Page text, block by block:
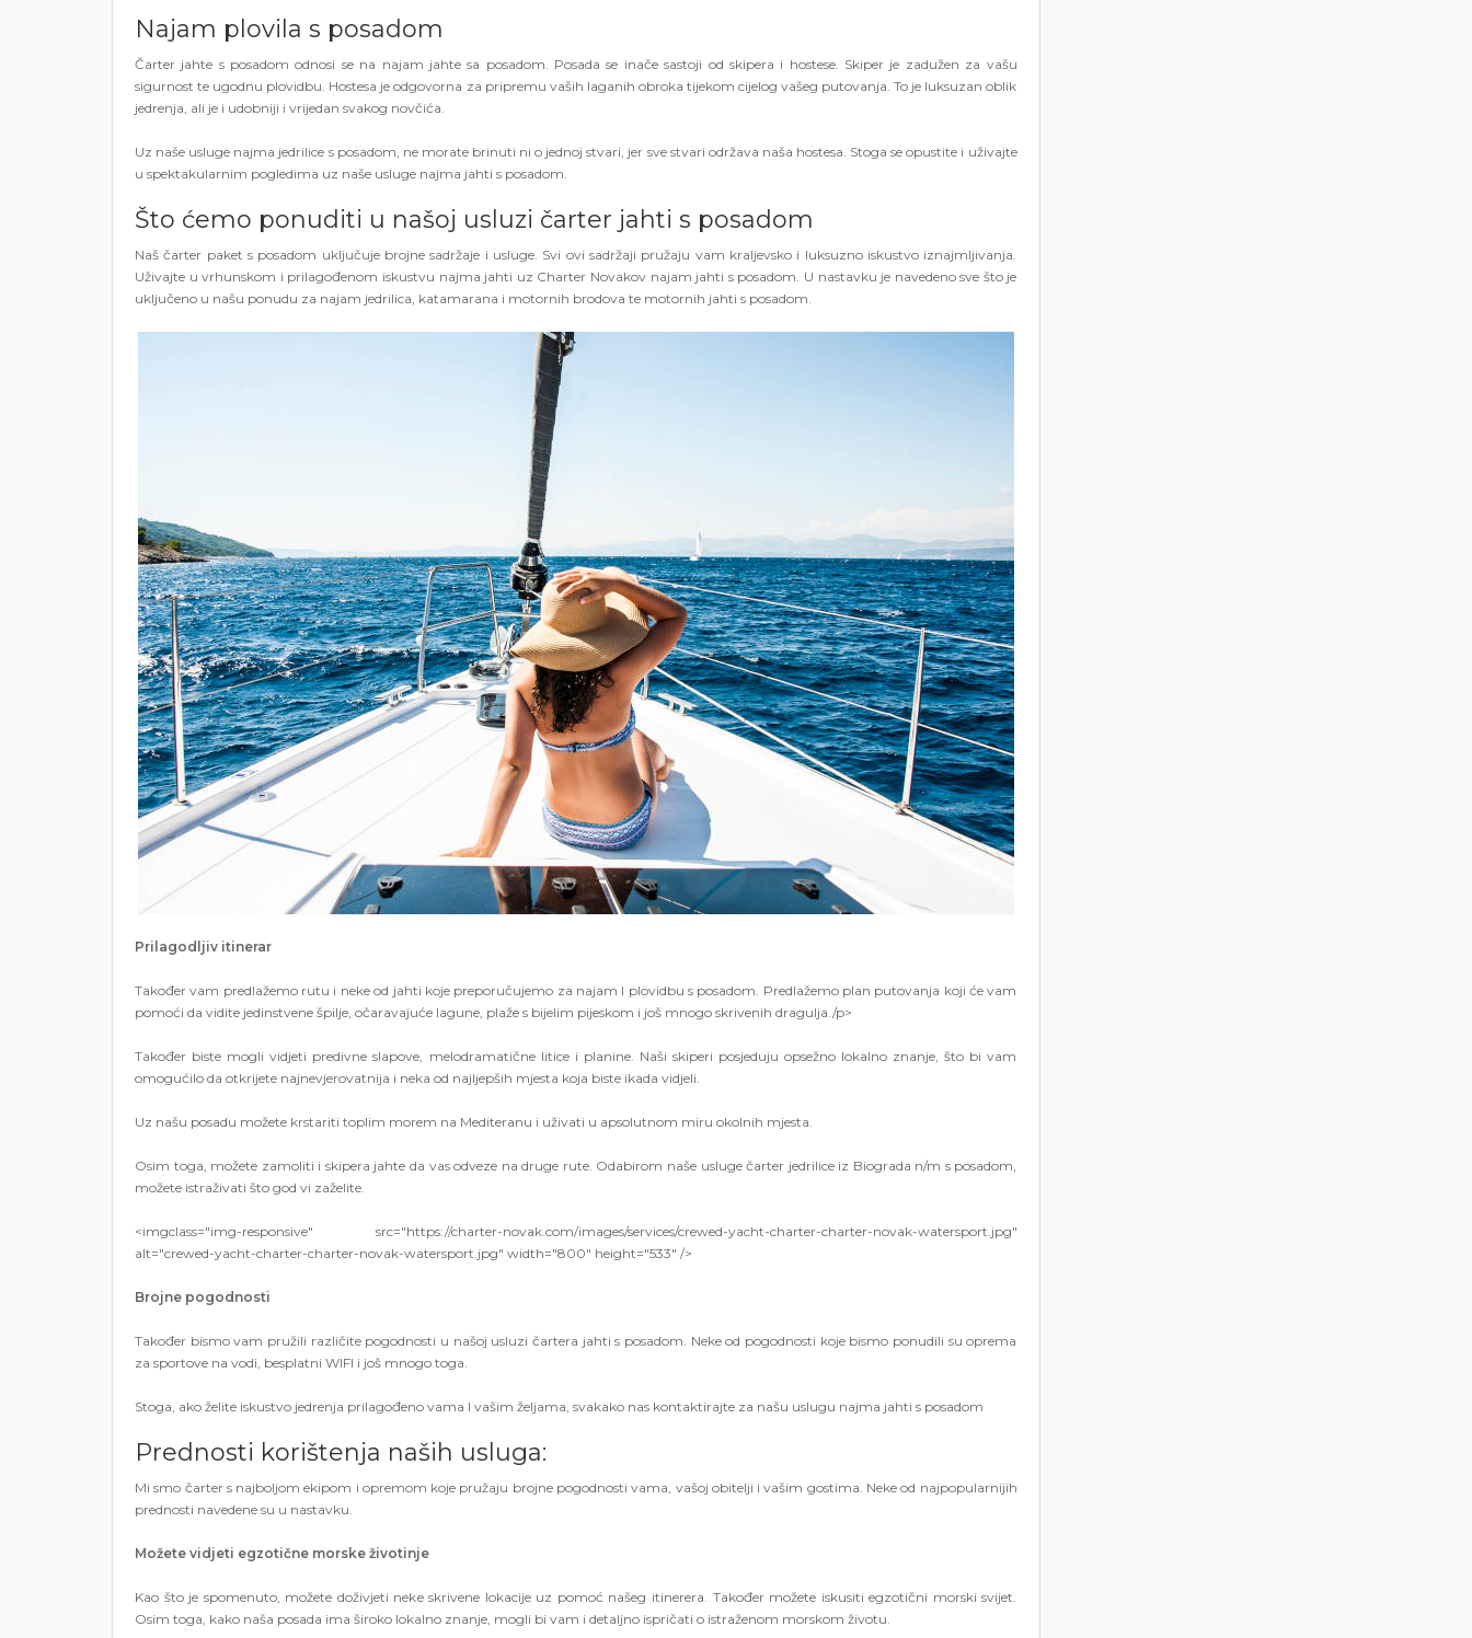
Najam plovila s posadom
Čarter jahte s posadom odnosi se na najam jahte sa posadom. Posada se inače sastoji od skipera i hostese. Skiper je zadužen za vašu
sigurnost te ugodnu plovidbu. Hostesa je odgovorna za pripremu vaših laganih obroka tijekom cijelog vašeg putovanja. To je luksuzan oblik
jedrenja, ali je i udobniji i vrijedan svakog novčića.
Uz naše usluge najma jedrilice s posadom, ne morate brinuti ni o jednoj stvari, jer sve stvari održava naša hostesa. Stoga se opustite i uživajte
u spektakularnim pogledima uz naše usluge najma jahti s posadom.
Što ćemo ponuditi u našoj usluzi čarter jahti s posadom
Naš čarter paket s posadom uključuje brojne sadržaje i usluge. Svi ovi sadržaji pružaju vam kraljevsko i luksuzno iskustvo iznajmljivanja.
Uživajte u vrhunskom i prilagođenom iskustvu najma jahti uz Charter Novakov najam jahti s posadom. U nastavku je navedeno sve što je
uključeno u našu ponudu za najam jedrilica, katamarana i motornih brodova te motornih jahti s posadom.
Prilagodljiv itinerar
Također vam predlažemo rutu i neke od jahti koje preporučujemo za najam I plovidbu s posadom. Predlažemo plan putovanja koji će vam
pomoći da vidite jedinstvene špilje, očaravajuće lagune, plaže s bijelim pijeskom i još mnogo skrivenih dragulja./p>
Također biste mogli vidjeti predivne slapove, melodramatične litice i planine. Naši skiperi posjeduju opsežno lokalno znanje, što bi vam
omogućilo da otkrijete najnevjerovatnija i neka od najljepših mjesta koja biste ikada vidjeli.
Uz našu posadu možete krstariti toplim morem na Mediteranu i uživati ​​u apsolutnom miru okolnih mjesta.
Osim toga, možete zamoliti i skipera jahte da vas odveze na druge rute. Odabirom naše usluge čarter jedrilice iz Biograda n/m s posadom,
možete istraživati ​​što god vi zaželite.
<imgclass="img-responsive" src="https://charter-novak.com/images/services/crewed-yacht-charter-charter-novak-watersport.jpg"
alt="crewed-yacht-charter-charter-novak-watersport.jpg" width="800" height="533" />
Brojne pogodnosti
Također bismo vam pružili različite pogodnosti u našoj usluzi čartera jahti s posadom. Neke od pogodnosti koje bismo ponudili su oprema
za sportove na vodi, besplatni WIFI i još mnogo toga.
Stoga, ako želite iskustvo jedrenja prilagođeno vama I vašim željama, svakako nas kontaktirajte za našu uslugu najma jahti s posadom
Prednosti korištenja naših usluga:
Mi smo čarter s najboljom ekipom i opremom koje pružaju brojne pogodnosti vama, vašoj obitelji i vašim gostima. Neke od najpopularnijih
prednosti navedene su u nastavku.
Možete vidjeti egzotične morske životinje
Kao što je spomenuto, možete doživjeti neke skrivene lokacije uz pomoć našeg itinerera. Također možete iskusiti egzotični morski svijet.
Osim toga, kako naša posada ima široko lokalno znanje, mogli bi vam i detaljno ispričati o istraženom morskom životu.